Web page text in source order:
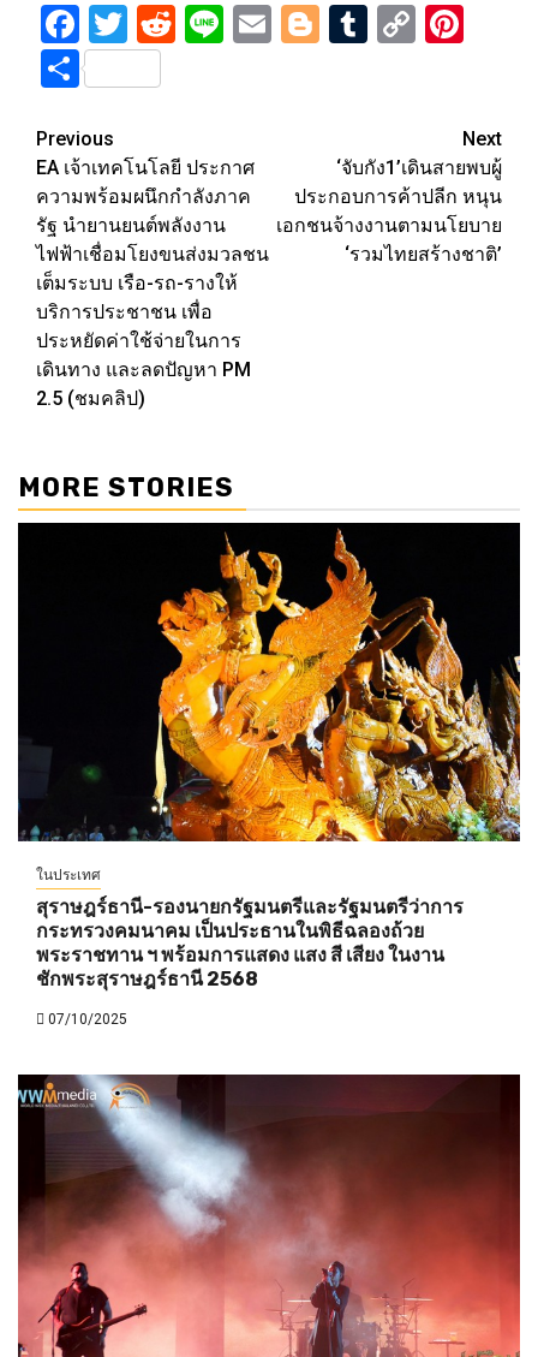
Facebook
Twitter
Reddit
LineEmailBlogger
Tumblr
Copy
Share
Post
navigation
Previous
EA เจ้าเทคโนโลยี ประกาศ
ความพร้อมผนึกกำลังภาค
รัฐ นำยานยนต์พลังงาน
ไฟฟ้าเชื่อมโยงขนส่งมวลชน
เต็มระบบ เรือ-รถ-รางให้
บริการประชาชน เพื่อ
ประหยัดค่าใช้จ่ายในการ
เดินทาง และลดปัญหา PM
2.5 (ชมคลิป)
Next
‘จับกัง1’เดินสายพบผู้
ประกอบการค้าปลีก หนุน
เอกชนจ้างงานตามนโยบาย
‘รวมไทยสร้างชาติ’
MORE STORIES
ในประเทศ
สุราษฎร์ธานี-รองนายกรัฐมนตรีและรัฐมนตรีว่าการ
กระทรวงคมนาคม เป็นประธานในพิธีฉลองถ้วย
พระราชทาน ฯ พร้อมการแสดง แสง สี เสียง ในงาน
ชักพระสุราษฎร์ธานี 2568
07/10/2025